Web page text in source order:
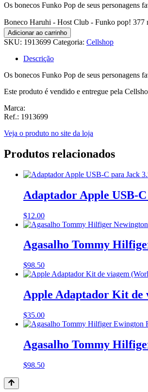
Os bonecos Funko Pop de seus
Boneco Haruhi - Host Club - Funko pop! 377
Adicionar ao carrinho
SKU: 1913699 Categoria: Cellshop
Descrição
Os bonecos Funko Pop de seus
Este produto é vendido e entregue pela
Marca:
Ref.: 1913699
Veja o produto no site da loja
Produtos relacionados
Adaptador Apple USB-
$12.00
Agasalho Tommy
$98.50
Apple Adaptador Kit de
$35.00
Agasalho Tommy
$98.50